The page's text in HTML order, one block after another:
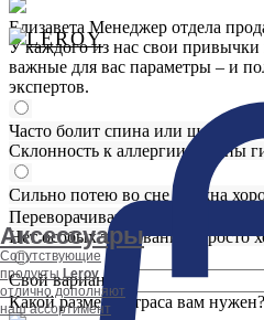
Елизавета Менеджер отдела
У каждого из нас свои привычки
важные для вас параметры – и
экспертов.
Часто болит спина или шея
Склонность к аллергии (важны
Сильно потею во сне (нужна
Переворачиваюсь ночью (важна
Нет особых требований, просто
Свой вариант
Какой размер матраса вам нужен?
Аксессуары
Сопутствующие
продукты Leroy
отлично дополняют
наш ассортимент